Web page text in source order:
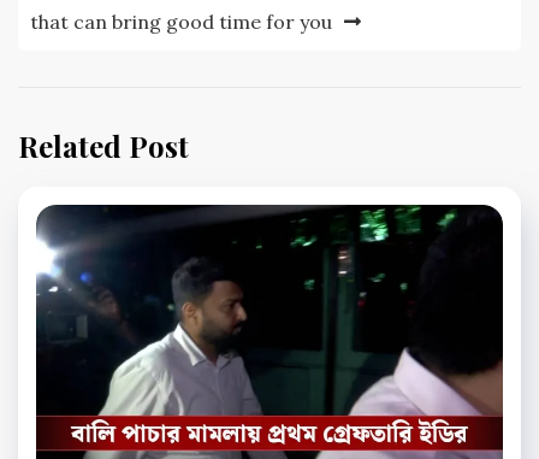
that can bring good time for you
Related Post